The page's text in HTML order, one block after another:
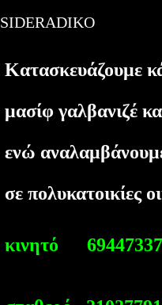
SIDERADIKO
Κατασκευάζουμε
μασίφ γαλβανιζέ
ενώ
σε πολυκατοικίες
κινητό